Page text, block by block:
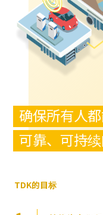
确保所有人都
可靠、可持
TDK的目标